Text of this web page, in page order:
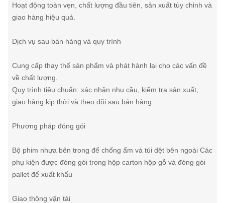
Hoạt động toàn vẹn, chất lượng đầu tiên, sản xuất tùy chỉnh và
giao hàng hiệu quả.
Dịch vụ sau bán hàng và quy trình
Cung cấp thay thế sản phẩm và phát hành lại cho các vấn đề
về chất lượng.
Quy trình tiêu chuẩn: xác nhận nhu cầu, kiểm tra sản xuất,
giao hàng kịp thời và theo dõi sau bán hàng.
Phương pháp đóng gói
Bộ phim nhựa bên trong để chống ẩm và túi dệt bên ngoài Các
phụ kiện được đóng gói trong hộp carton hộp gỗ và đóng gói
pallet để xuất khẩu
Giao thông vận tải